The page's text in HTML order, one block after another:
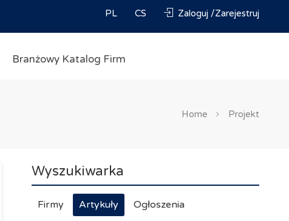
PL CS Zaloguj /Zarejestruj
Branżowy Katalog Firm
Home Projekt
Wyszukiwarka
Firmy Artykuły Ogłoszenia